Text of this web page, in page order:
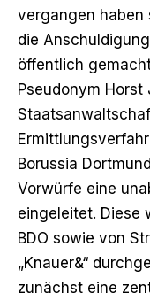
vergangen haben
die
öffentlich
Pseudonym Horst
Borussia
Vorwürfe eine
eingeleitet. Diese
BDO sowie von
„Knauer&“
zunächst eine